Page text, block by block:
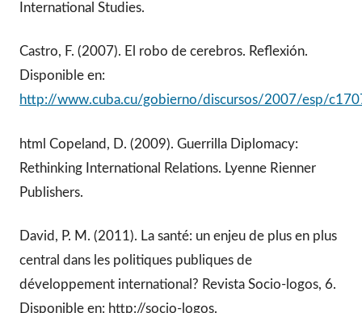
International Studies.
Castro, F. (2007). El robo de cerebros. Reflexión.
Disponible en:
http://www.cuba.cu/gobierno/discursos/2007/esp/
html Copeland, D. (2009). Guerrilla Diplomacy:
Rethinking International Relations. Lyenne Rienner
Publishers.
David, P. M. (2011). La santé: un enjeu de plus en plus
central dans les politiques publiques de
développement international? Revista Socio-logos, 6.
Disponible en: http://socio-logos.